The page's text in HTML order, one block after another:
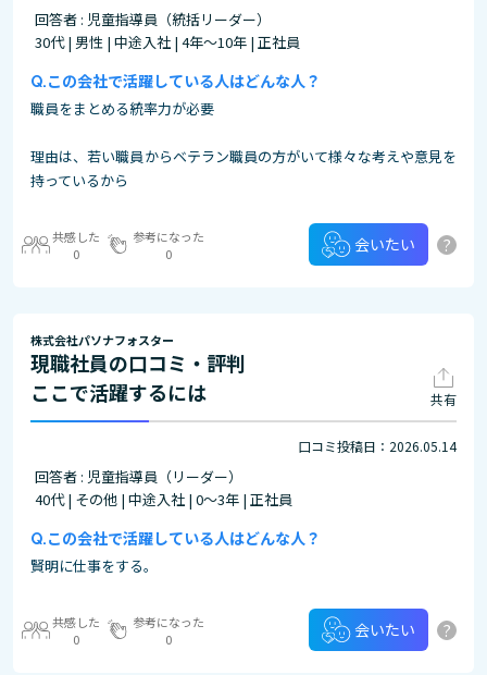
回答者 : 児童指導員（統括リーダー）
30代 | 男性 | 中途入社 | 4年～10年 | 正社員
この会社で活躍している人はどんな人？
職員をまとめる統率力が必要
理由は、若い職員からベテラン職員の方がいて様々な考えや意見を
持っているから
共感した
0
参考になった
0
会いたい ?
株式会社パソナフォスター
現職社員の口コミ・評判
ここで活躍するには
共有
口コミ投稿日：2026.05.14
回答者 : 児童指導員（リーダー）
40代 | その他 | 中途入社 | 0～3年 | 正社員
この会社で活躍している人はどんな人？
賢明に仕事をする。
共感した
0
参考になった
0
会いたい ?